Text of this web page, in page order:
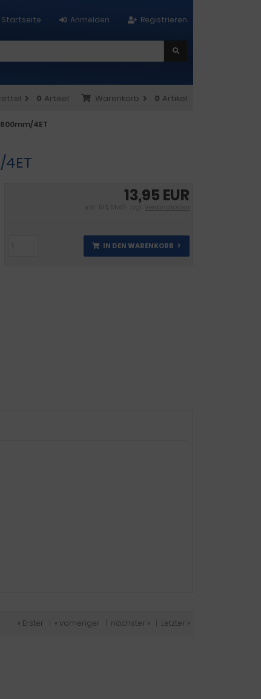
Registrieren
Anmelden
Startseite
Warenkorb 0 Artikel
0 Artikel
4ET
13,95 EUR
inkl. 19 % MwSt. zzgl. Versandkosten
IN DEN WARENKORB
« Erster « vorheriger nächster » Letzter »